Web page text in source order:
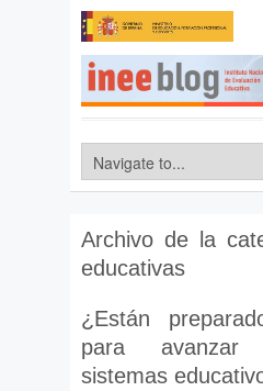
Archivo de la
educativas
¿Están
para
sistemas